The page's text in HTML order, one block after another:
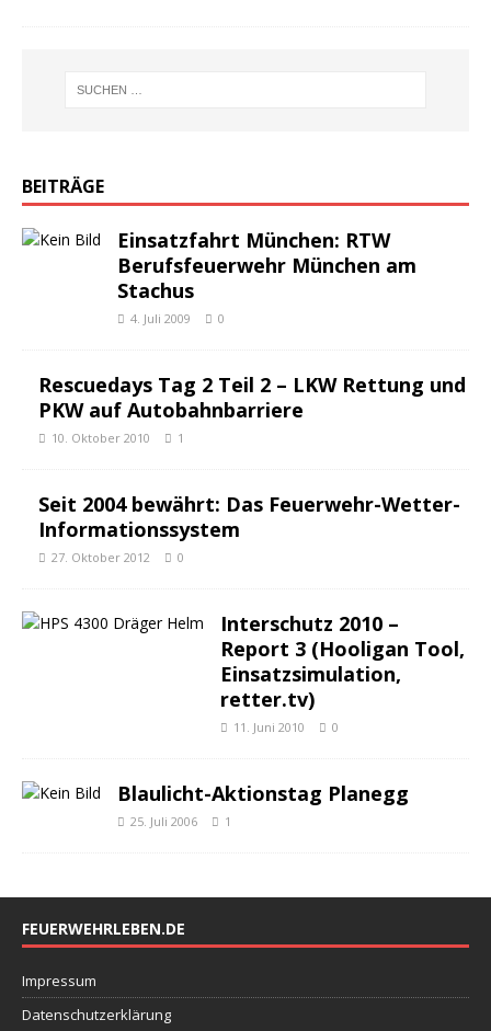
BEITRÄGE
Einsatzfahrt München: RTW
Berufsfeuerwehr München am
Stachus
4. Juli 2009 0
Rescuedays Tag 2 Teil 2 – LKW Rettung und
PKW auf Autobahnbarriere
10. Oktober 2010 1
Seit 2004 bewährt: Das Feuerwehr-Wetter-
Informationssystem
27. Oktober 2012 0
Interschutz 2010 –
Report 3 (Hooligan Tool,
Einsatzsimulation,
retter.tv)
11. Juni 2010 0
Blaulicht-Aktionstag Planegg
25. Juli 2006 1
FEUERWEHRLEBEN.DE
Impressum
Datenschutzerklärung